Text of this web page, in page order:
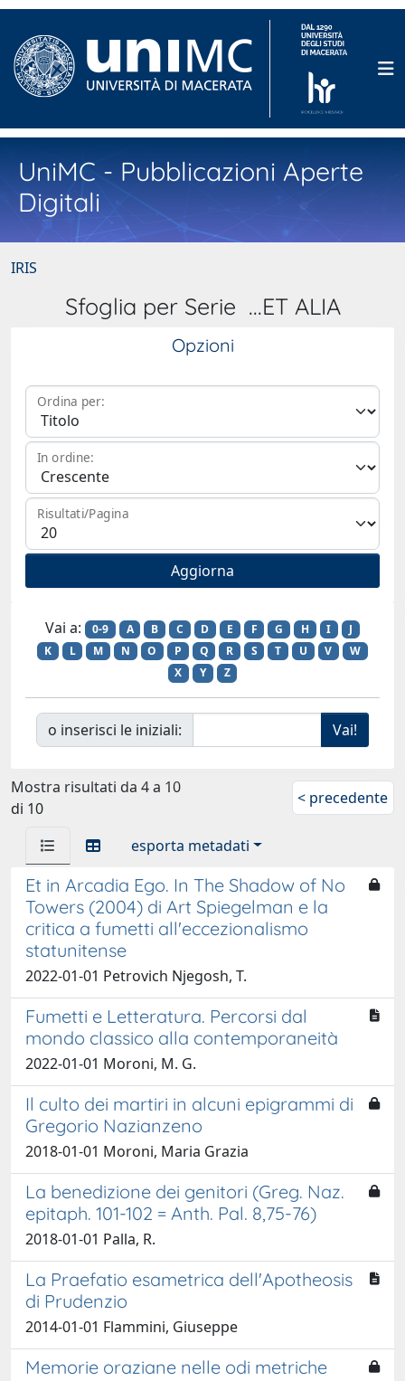
UniMC - Pubblicazioni Aperte
Digitali
IRIS
Sfoglia per Serie ...ET ALIA
Opzioni
Ordina per:
In ordine:
Risultati/Pagina
Vai a: 0-9 A B C D E F G H I
J
K
L M N O P Q R S T U V
W
X
Y Z
o inserisci le iniziali:
Mostra risultati da 4 a 10
di 10
< precedente
esporta metadati
Et in Arcadia Ego. In The Shadow of No
Towers (2004) di Art Spiegelman e la
critica a fumetti all'eccezionalismo
statunitense
2022-01-01 Petrovich Njegosh, T.
Fumetti e Letteratura. Percorsi dal
mondo classico alla contemporaneità
2022-01-01 Moroni, M. G.
Il culto dei martiri in alcuni epigrammi di
Gregorio Nazianzeno
2018-01-01 Moroni, Maria Grazia
La benedizione dei genitori (Greg. Naz.
epitaph. 101-102 = Anth. Pal. 8,75-76)
2018-01-01 Palla, R.
La Praefatio esametrica dell'Apotheosis
di Prudenzio
2014-01-01 Flammini, Giuseppe
Memorie oraziane nelle odi metriche